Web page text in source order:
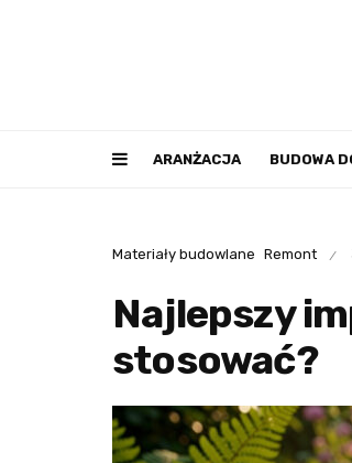
ARANŻACJA BUDOWA
Materiały budowlane Remont /
Najlepszy
stosować?